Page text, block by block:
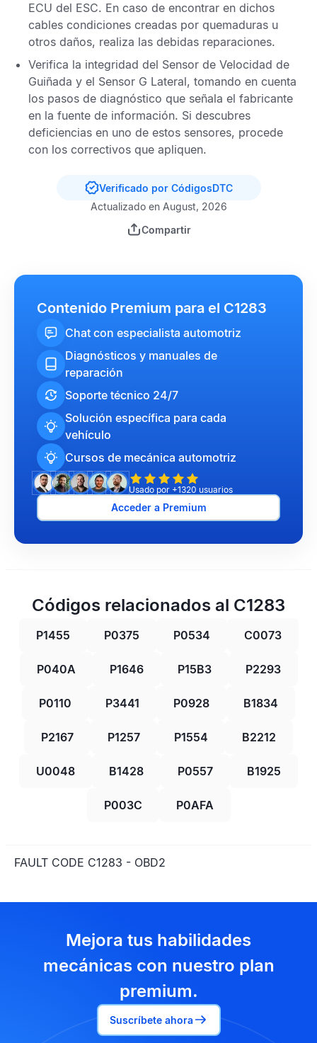
ECU del ESC. En caso de encontrar en dichos
cables condiciones creadas por quemaduras u
otros daños, realiza las debidas reparaciones.
Verifica la integridad del Sensor de Velocidad de
Guiñada y el Sensor G Lateral, tomando en cuenta
los pasos de diagnóstico que señala el fabricante
en la fuente de información. Si descubres
deficiencias en uno de estos sensores, procede
con los correctivos que apliquen.
Verificado por CódigosDTC
Actualizado en August, 2026
Compartir
Contenido Premium para el C1283
Chat con especialista automotriz
Diagnósticos y manuales de
reparación
Soporte técnico 24/7
Solución específica para cada
vehículo
Cursos de mecánica automotriz
Usado por +1320 usuarios
Acceder a Premium
Códigos relacionados al C1283
P1455 P0375 P0534 C0073
P040A P1646 P15B3 P2293
P0110 P3441 P0928 B1834
P2167 P1257 P1554 B2212
U0048 B1428 P0557 B1925
P003C P0AFA
FAULT CODE C1283 - OBD2
Mejora tus habilidades
mecánicas con nuestro plan
premium.
Suscríbete ahora